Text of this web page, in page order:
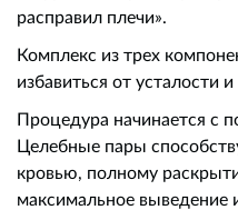
расправил плечи».
Комплекс из трех
избавиться от усталости
Процедура начинается с
Целебные пары
кровью, полному
максимальное выведение